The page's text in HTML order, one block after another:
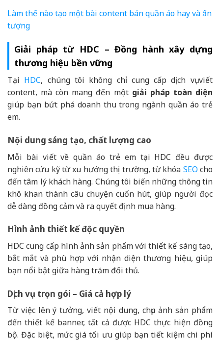
Làm thế nào tạo một bài content bán quần áo hay và ấn
tượng
Giải pháp từ HDC – Đồng hành xây dựng
thương hiệu bền vững
Tại HDC, chúng tôi không chỉ cung cấp dịch vụ viết
content, mà còn mang đến một giải pháp toàn diện
giúp bạn bứt phá doanh thu trong ngành quần áo trẻ
em.
Nội dung sáng tạo, chất lượng cao
Mỗi bài viết về quần áo trẻ em tại HDC đều được
nghiên cứu kỹ từ xu hướng thị trường, từ khóa SEO cho
đến tâm lý khách hàng. Chúng tôi biến những thông tin
khô khan thành câu chuyện cuốn hút, giúp người đọc
dễ dàng đồng cảm và ra quyết định mua hàng.
Hình ảnh thiết kế độc quyền
HDC cung cấp hình ảnh sản phẩm với thiết kế sáng tạo,
bắt mắt và phù hợp với nhận diện thương hiệu, giúp
bạn nổi bật giữa hàng trăm đối thủ.
Dịch vụ trọn gói – Giá cả hợp lý
Từ việc lên ý tưởng, viết nội dung, chụp ảnh sản phẩm
đến thiết kế banner, tất cả được HDC thực hiện đồng
bộ. Đặc biệt, mức giá tối ưu giúp bạn tiết kiệm chi phí